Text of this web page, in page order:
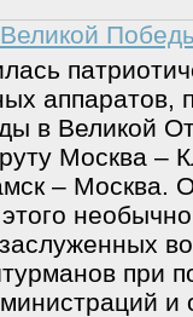
аппаратов,
в Великой
Москва –
– Москва.
при
и